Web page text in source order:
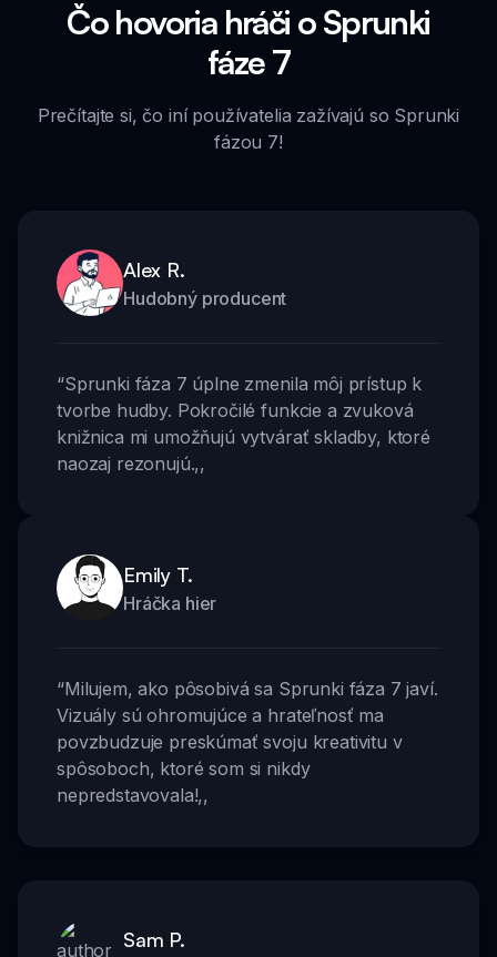
Čo hovoria hráči o Sprunki
fáze 7
Prečítajte si, čo iní používatelia zažívajú so Sprunki
fázou 7!
Alex R.
Hudobný producent
“Sprunki fáza 7 úplne zmenila môj prístup k
tvorbe hudby. Pokročilé funkcie a zvuková
knižnica mi umožňujú vytvárať skladby, ktoré
naozaj rezonujú.,,
Emily T.
Hráčka hier
“Milujem, ako pôsobivá sa Sprunki fáza 7 javí.
Vizuály sú ohromujúce a hrateľnosť ma
povzbudzuje preskúmať svoju kreativitu v
spôsoboch, ktoré som si nikdy
nepredstavovala!,,
Sam P.